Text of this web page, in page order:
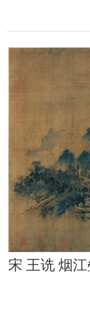
宋 王诜 烟江